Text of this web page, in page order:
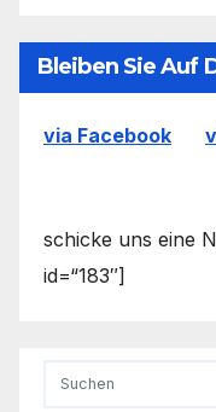
Bleiben Sie Auf
via Facebook
schicke uns eine
id=“183″]